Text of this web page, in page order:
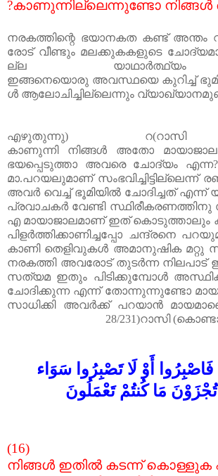
നിങ്ങൾ
കാണുന്നില്ലെന്നുണ്ടോ
?
നരകത്തിന്റെ ഭയാനകത കണ്ട് അന്തം
രോട് വീണ്ടും മലക്കുകകളുടെ
ല്ല
യാഥാർത്ഥ്യം
ഇങ്ങനെയൊരു അവസ്ഥയെ കുറിച്ച്
ൾ ആലോചിച്ചില്ലെന്നും
റാസി
(
റ
)
എഴുതുന്നു
അതോ
നിങ്ങൾ
കാണുന്നി
?
എന്ന
ചോദ്യം
അവരെ
ഭയപ്പെടുത്താ
സംഭവിച്ചിട്ടില്ലെന്ന്
പറയലുമാണ്
.
മാ
എന്ന്
ചോദിച്ചത്
ഭൂമിയിൽ
വെച്ച്
അവർ
സ്ഥിരീകരണത്തിനു
വേണ്ടി
പ്രവാചകർ
കൊടുത്താലും
ഇത്
മായാജാലമാണ്
എ
ചന്ദ്രനെ
പിളർത്തിക്കാണിച്ചപ്പോ
മറ്റു
അമാനുഷിക
തെളിവുകൾ
കാണി
നിലപാട്
തുടർന്ന
അവരോട്
നരകത്തി
പിടിക്കുമ്പോൾ
ഇതും
സത്യമ
തോന്നുന്നുണ്ടോ
എന്ന്
ചോദിക്കുന്ന
പറയാൻ
അവർക്ക്
സാധിക്കി
(
റാസി
28/231)
أَوْ لَا تَصْبِرُوا سَوَاء
تُجْزَوْنَ مَا كُنتُمْ تَعْمَلُونَ
(16)
നിങ്ങൾ ഇതിൽ കടന്ന് കൊള്ളുക